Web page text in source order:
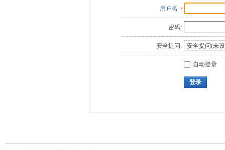
用户名
密码:
安全提问:
自动登录
登录